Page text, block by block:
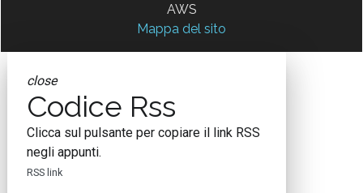
AWS
Mappa del sito
close
Codice Rss
Clicca sul pulsante per copiare il link RSS
negli appunti.
RSS link